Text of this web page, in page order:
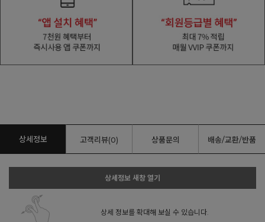
상세정보 고객리뷰(0) 상품문의 배송/교환/반품
상세정보 새창 열기
상세 정보를 확대해 보실 수 있습니다.